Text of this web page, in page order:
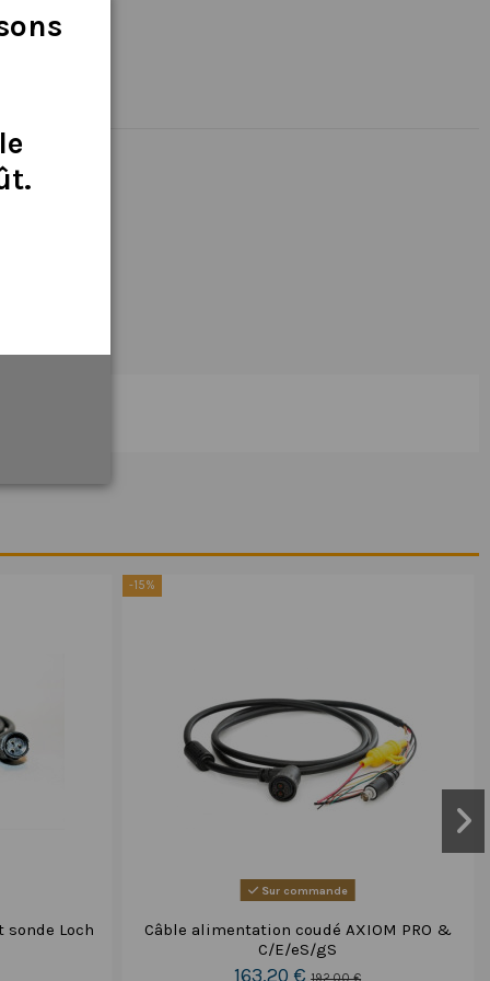
sonde Loch
-15%
Sur commande
Câble alimentation coudé AXIOM PRO &
C/E/eS/gS
163,20 €
le
.